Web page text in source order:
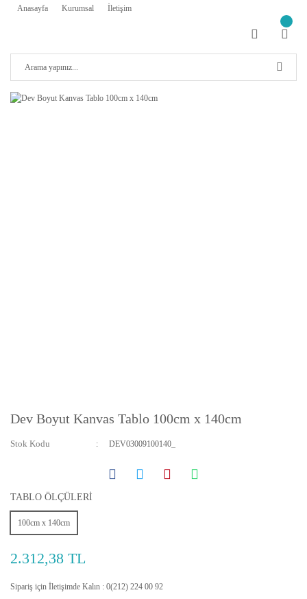
Anasayfa Kurumsal İletişim
Dev Boyut Kanvas Tablo 100cm x 140cm
Stok Kodu DEV03009100140_
TABLO ÖLÇÜLERİ
100cm x 140cm
2.312,38 TL
Sipariş için İletişimde Kalın : 0(212) 224 00 92